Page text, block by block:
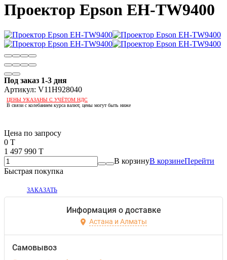
Проектор Epson EH-TW9400
Под заказ 1-3 дня
Артикул: V11H928040
ЦЕНЫ УКАЗАНЫ С УЧЁТОМ НДС
В связи с колебанием курса валют, цены могут быть ниже
Цена по запросу
0 T
1 497 990 T
В корзинуВ корзинеПерейти
Быстрая покупка
ЗАКАЗАТЬ
Информация о доставке
Астана и Алматы
Самовывоз